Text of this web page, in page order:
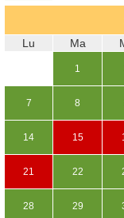
Lu Ma
1
7 8
14 15
21 22
28 29